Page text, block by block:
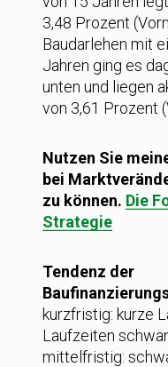
3,48 Prozent
Baudarlehen mit
Jahren ging es
unten und liegen
von 3,61 Prozent
Nutzen Sie
bei
zu können. Die
Strategie
Tendenz der
kurzfristig: kurze
Laufzeiten
mittelfristig: